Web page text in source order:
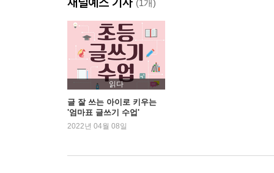
지금 전 세계가 IB 교육에 주목하고 있다
질문7_ 왜 서술형·논술형 시험에 강한 아이로 키워
책 속 부록 학교 과제로 나오는 글쓰기 지도법 1 독
chapter2 창작동화 제대로 읽고 제대로 글쓰기
창작동화를 읽었지만 줄거리를 요약하지 못하는
소중한 보물을 잃은 아기여우의 심정은 어땠을까?
WRITING· 1 『노란 양동이』를 읽고 글쓰기
마음에 안 드는 엄마의 행동을 어떻게 해결할까?
(1개)
읽다
글 잘 쓰는 아이로 키우는
'엄마표 글쓰기 수업'
2022년 04월 08일